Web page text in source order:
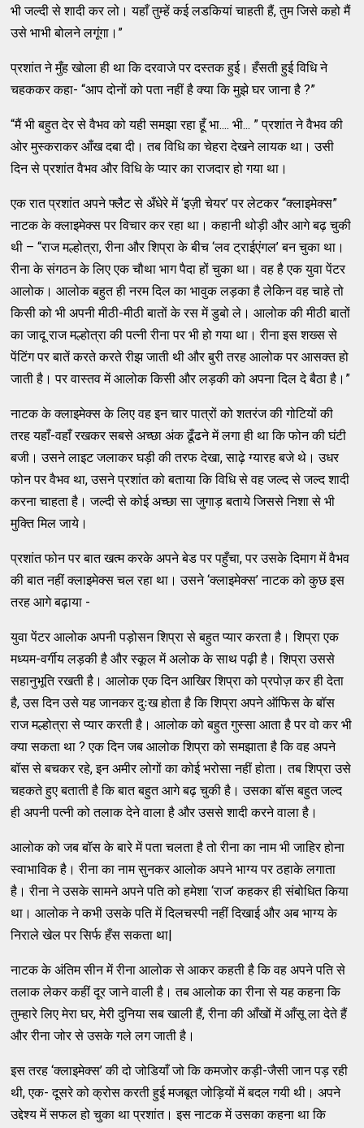
भी जल्दी से शादी कर लो। यहाँ तुम्हें कई लडकियां चाहती हैं, तुम जिसे कहो मैं
उसे भाभी बोलने लगूंगा।”
प्रशांत ने मुँह खोला ही था कि दरवाजे पर दस्तक हुई। हँसती हुई विधि ने
चहककर कहा- “आप दोनों को पता नहीं है क्या कि मुझे घर जाना है ?”
“मैं भी बहुत देर से वैभव को यही समझा रहा हूँ भा.... भी... ” प्रशांत ने वैभव की
ओर मुस्कराकर आँख दबा दी। तब विधि का चेहरा देखने लायक था। उसी
दिन से प्रशांत वैभव और विधि के प्यार का राजदार हो गया था।
एक रात प्रशांत अपने फ्लैट से अँधेरे में ‘इज़ी चेयर’ पर लेटकर “क्लाइमेक्स”
नाटक के क्लाइमेक्स पर विचार कर रहा था। कहानी थोड़ी और आगे बढ़ चुकी
थी – “राज मल्होत्रा, रीना और शिप्रा के बीच ‘लव ट्राईएंगल’ बन चुका था।
रीना के संगठन के लिए एक चौथा भाग पैदा हों चुका था। वह है एक युवा पेंटर
आलोक। आलोक बहुत ही नरम दिल का भावुक लड़का है लेकिन वह चाहे तो
किसी को भी अपनी मीठी-मीठी बातों के रस में डुबो ले। आलोक की मीठी बातों
का जादू राज मल्होत्रा की पत्नी रीना पर भी हो गया था। रीना इस शख्स से
पेंटिंग पर बातें करते करते रीझ जाती थी और बुरी तरह आलोक पर आसक्त हो
जाती है। पर वास्तव में आलोक किसी और लड़की को अपना दिल दे बैठा है।”
नाटक के क्लाइमेक्स के लिए वह इन चार पात्रों को शतरंज की गोटियों की
तरह यहाँ-वहाँ रखकर सबसे अच्छा अंक ढूँढने में लगा ही था कि फोन की घंटी
बजी। उसने लाइट जलाकर घड़ी की तरफ देखा, साढ़े ग्यारह बजे थे। उधर
फोन पर वैभव था, उसने प्रशांत को बताया कि विधि से वह जल्द से जल्द शादी
करना चाहता है। जल्दी से कोई अच्छा सा जुगाड़ बताये जिससे निशा से भी
मुक्ति मिल जाये।
प्रशांत फोन पर बात खत्म करके अपने बेड पर पहुँचा, पर उसके दिमाग में वैभव
की बात नहीं क्लाइमेक्स चल रहा था। उसने ‘क्लाइमेक्स’ नाटक को कुछ इस
तरह आगे बढ़ाया -
युवा पेंटर आलोक अपनी पड़ोसन शिप्रा से बहुत प्यार करता है। शिप्रा एक
मध्यम-वर्गीय लड़की है और स्कूल में अलोक के साथ पढ़ी है। शिप्रा उससे
सहानुभूति रखती है। आलोक एक दिन आखिर शिप्रा को प्रपोज़ कर ही देता
है, उस दिन उसे यह जानकर दुःख होता है कि शिप्रा अपने ऑफिस के बॉस
राज मल्होत्रा से प्यार करती है। आलोक को बहुत गुस्सा आता है पर वो कर भी
क्या सकता था ? एक दिन जब आलोक शिप्रा को समझाता है कि वह अपने
बॉस से बचकर रहे, इन अमीर लोगों का कोई भरोसा नहीं होता। तब शिप्रा उसे
चहकते हुए बताती है कि बात बहुत आगे बढ़ चुकी है। उसका बॉस बहुत जल्द
ही अपनी पत्नी को तलाक देने वाला है और उससे शादी करने वाला है।
आलोक को जब बॉस के बारे में पता चलता है तो रीना का नाम भी जाहिर होना
स्वाभाविक है। रीना का नाम सुनकर आलोक अपने भाग्य पर ठहाके लगाता
है। रीना ने उसके सामने अपने पति को हमेशा ‘राज’ कहकर ही संबोधित किया
था। आलोक ने कभी उसके पति में दिलचस्पी नहीं दिखाई और अब भाग्य के
निराले खेल पर सिर्फ हँस सकता था|
नाटक के अंतिम सीन में रीना आलोक से आकर कहती है कि वह अपने पति से
तलाक लेकर कहीं दूर जाने वाली है। तब आलोक का रीना से यह कहना कि
तुम्हारे लिए मेरा घर, मेरी दुनिया सब खाली हैं, रीना की आँखों में आँसू ला देते हैं
और रीना जोर से उसके गले लग जाती है।
इस तरह ‘क्लाइमेक्स’ की दो जोडियाँ जो कि कमजोर कड़ी-जैसी जान पड़ रही
थी, एक- दूसरे को क्रोस करती हुई मजबूत जोड़ियों में बदल गयी थी। अपने
उद्देश्य में सफल हो चुका था प्रशांत। इस नाटक में उसका कहना था कि